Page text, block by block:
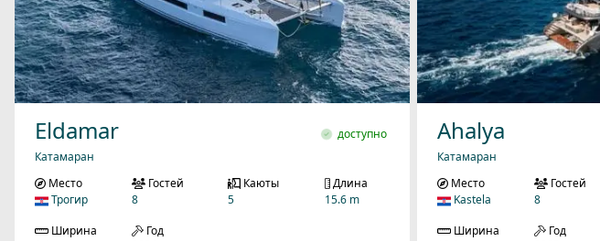
Eldamar
Катамаран
доступно
Место
Трогир
Гостей
8
Каюты
5
Длина
15.6 m
Ширина
Год
Ahalya
Катамаран
Место
Kastela
Гостей
8
Ширина
Год